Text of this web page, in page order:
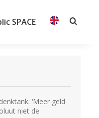
SPACE
‘Meer geld
niet de